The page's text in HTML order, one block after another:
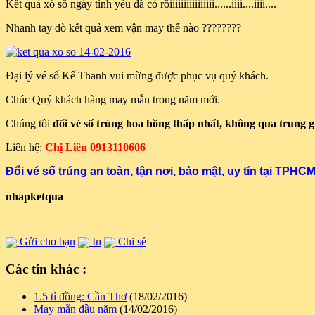
Kết quả xổ số ngày tình yêu đã có rôiiiiiiiiiiiiiiii......iiii....iiii....
Nhanh tay dò kết quả xem vận may thế nào ????????
Đại lý vé số Kế Thanh vui mừng được phục vụ quý khách.
Chúc Quý khách hàng may mắn trong năm mới.
Chúng tôi đổi vé số trúng hoa hồng thấp nhất, không qua trung
Liên hệ: Chị Liên 0913110606
Đổi vé số trúng an toàn, tận nơi, bảo mật, uy tín tại
nhapketqua
Gửi cho bạn
In Chi sẻ
Các tin khác :
1.5 tỉ đồng: Cần Thơ (18/02/2016)
May mắn đầu năm (14/02/2016)